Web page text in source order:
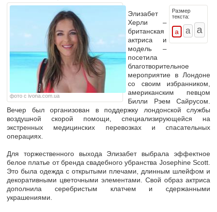
фото с ivona.com.ua
Размер
текста:
Элизабет
Херли –
британская
актриса и
модель –
посетила
благотворительное
мероприятие в Лондоне
со своим избранником,
американским певцом
Билли Рэем Сайрусом.
Вечер был организован в поддержку лондонской службы
воздушной скорой помощи, специализирующейся на
экстренных медицинских перевозках и спасательных
операциях.
Для торжественного выхода Элизабет выбрала эффектное
белое платье от бренда свадебного убранства Josephine Scott.
Это была одежда с открытыми плечами, длинным шлейфом и
декоративными цветочными элементами. Свой образ актриса
дополнила серебристым клатчем и сдержанными
украшениями.